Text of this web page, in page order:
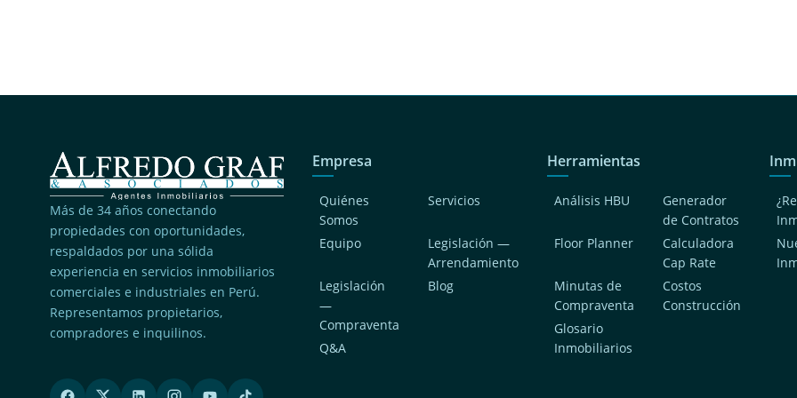
Más de 34 años conectando
propiedades con oportunidades,
respaldados por una sólida
experiencia en servicios inmobiliarios
comerciales e industriales en Perú.
Representamos propietarios,
compradores e inquilinos.
Empresa
Quiénes
Somos
Servicios
Equipo
Legislación —
Arrendamiento
Legislación
—
Compraventa
Blog
Q&A
Herramientas
Análisis HBU
Generador
de Contratos
Floor Planner
Calculadora
Cap Rate
Minutas de
Compraventa
Costos
Construcción
Glosario
Inmobiliarios